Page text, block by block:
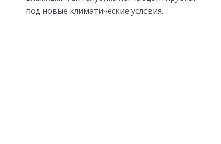
под новые климатические условия.